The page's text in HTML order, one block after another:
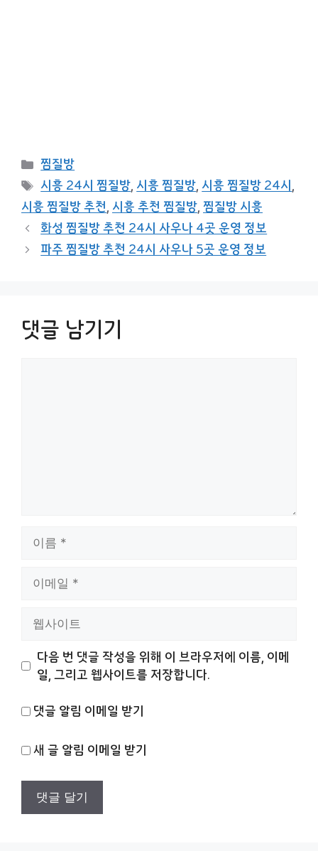
카
테
고
리
찜질방
태
그
시흥 24시 찜질방, 시흥 찜질방, 시흥 찜질방 24시,
시흥 찜질방 추천, 시흥 추천 찜질방, 찜질방 시흥
화성 찜질방 추천 24시 사우나 4곳 운영 정보
파주 찜질방 추천 24시 사우나 5곳 운영 정보
댓글 남기기
트
다음 번 댓글 작성을 위해 이 브라우저에 이름, 이메
일, 그리고 웹사이트를 저장합니다.
댓글 알림 이메일 받기
새 글 알림 이메일 받기